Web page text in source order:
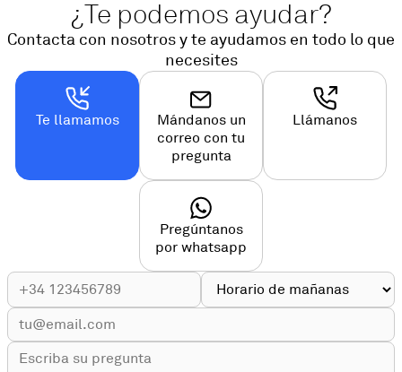
¿Te podemos ayudar?
Contacta con nosotros y te ayudamos en todo lo que
necesites
Te llamamos
Mándanos un
correo con tu
pregunta
Llámanos
Pregúntanos
por whatsapp